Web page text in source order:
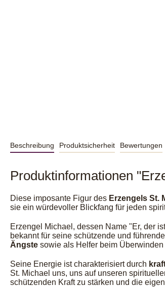
Beschreibung Produktsicherheit Bewertungen
Produktinformationen
Diese imposante Figur des Erzengels St.
sie ein würdevoller Blickfang für jeden
Erzengel Michael, dessen Name "Er, der
bekannt für seine schützende und
Ängste sowie als Helfer beim
Seine Energie ist charakterisiert durch
St. Michael uns, uns auf unseren
schützenden Kraft zu stärken und die